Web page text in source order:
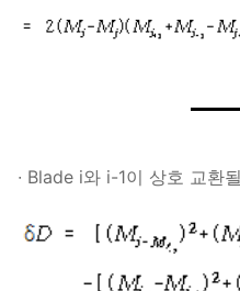
∙ Blade i와 i-1이 상호 교환